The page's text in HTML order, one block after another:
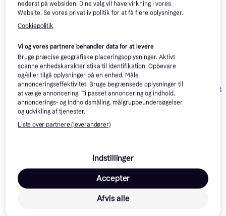
Ego LM1903E-SP
(1x5.0Ah)
Batteridrevet
plæneklipper
Batteridrevet
plæneklipper
Texas
(1x4.0Ah)
Læs om produktet
Texas LMZ5800 Batteridrevet
nederst på websiden. Dine valg vil have virkning i vores
Website. Se vores privatliv politik for at få flere oplysninger.
Cookiepolitik
Vi og vores partnere behandler data for at levere
Bruge præcise geografiske placeringsoplysninger. Aktivt
scanne enhedskarakteristika til identifikation. Opbevare
og/eller tilgå oplysninger på en enhed. Måle
annonceringseffektivitet. Bruge begrænsede oplysninger til
at vælge annoncering. Tilpasset annoncering og indhold,
annoncerings- og indholdsmåling, målgruppeundersøgelser
og udvikling af tjenester.
Liste over partnere (leverandører)
Indstillinger
Afvis alle
Accepter